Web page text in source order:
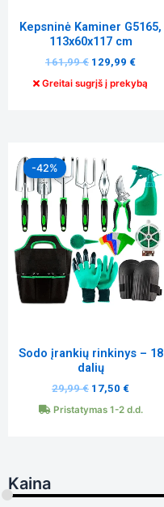
Kaina
Kepsninė Kaminer G5165,
113x60x117 cm
161,99€ 129,99 €
Greitai sugrįš į prekybą
-42%
Sodo įrankių rinkinys – 18
dalių
29,99€
price
was:
29,99 €.
17,50 €
price
is:
17,50 €.
Pristatymas 1-2 d.d.